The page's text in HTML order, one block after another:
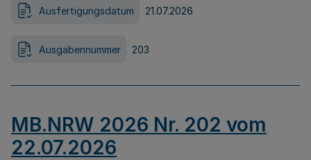
Ausfertigungsdatum 21.07.2026
Ausgabennummer 203
MB.NRW 2026 Nr. 202 vom
22.07.2026